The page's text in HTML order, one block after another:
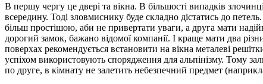
В першу чергу це двері та вікна. В більшості випадків
всередину. Тоді зловмиснику буде складно дістатись до
більш простішою, аби не привертати уваги, а друга мати
дорогий замок, бажано відомої компанії. І краще мати два
поверхах рекомендується встановити на вікна металеві
успіхом використовують спорядження для альпінізму. Тому
по друге, в кімнату не залетить небезпечний предмет